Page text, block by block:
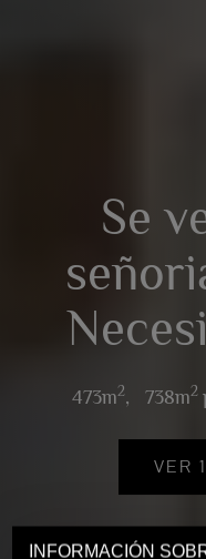
INFORMACIÓN
Se
473m2, 738m2
VER